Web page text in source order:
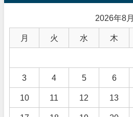
2026年8月
月 火 水 木
3 4 5 6
10 11 12 13